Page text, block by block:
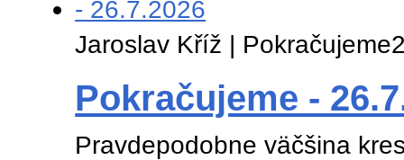
Jaroslav Kříž | Pokračujeme
Pokračujeme -
Pravdepodobne väčšina